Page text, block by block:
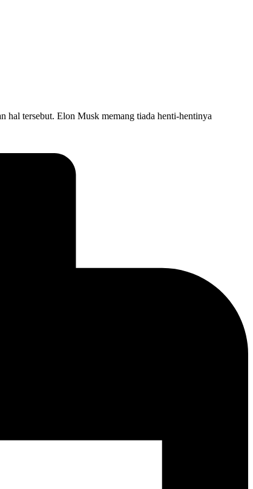
hal tersebut. Elon Musk memang tiada henti-hentinya